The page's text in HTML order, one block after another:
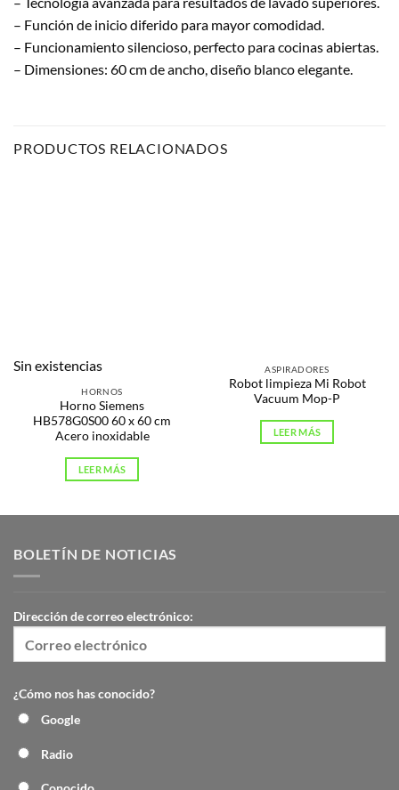
– Función de inicio diferido para mayor comodidad.
– Funcionamiento silencioso, perfecto para cocinas abiertas.
– Dimensiones: 60 cm de ancho, diseño blanco elegante.
PRODUCTOS RELACIONADOS
Sin existencias
HORNOS
Horno Siemens
HB578G0S00 60 x 60 cm
Acero inoxidable
LEER MÁS
ASPIRADORES
Robot limpieza Mi Robot
Vacuum Mop-P
LEER MÁS
BOLETÍN DE NOTICIAS
Dirección de correo electrónico:
¿Cómo nos has conocido?
Google
Radio